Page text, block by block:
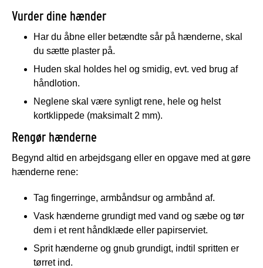
Vurder dine hænder
Har du åbne eller betændte sår på hænderne, skal
du sætte plaster på.
Huden skal holdes hel og smidig, evt. ved brug af
håndlotion.
Neglene skal være synligt rene, hele og helst
kortklippede (maksimalt 2 mm).
Rengør hænderne
Begynd altid en arbejdsgang eller en opgave med at gøre
hænderne rene:
Tag fingerringe, armbåndsur og armbånd af.
Vask hænderne grundigt med vand og sæbe og tør
dem i et rent håndklæde eller papirserviet.
Sprit hænderne og gnub grundigt, indtil spritten er
tørret ind.